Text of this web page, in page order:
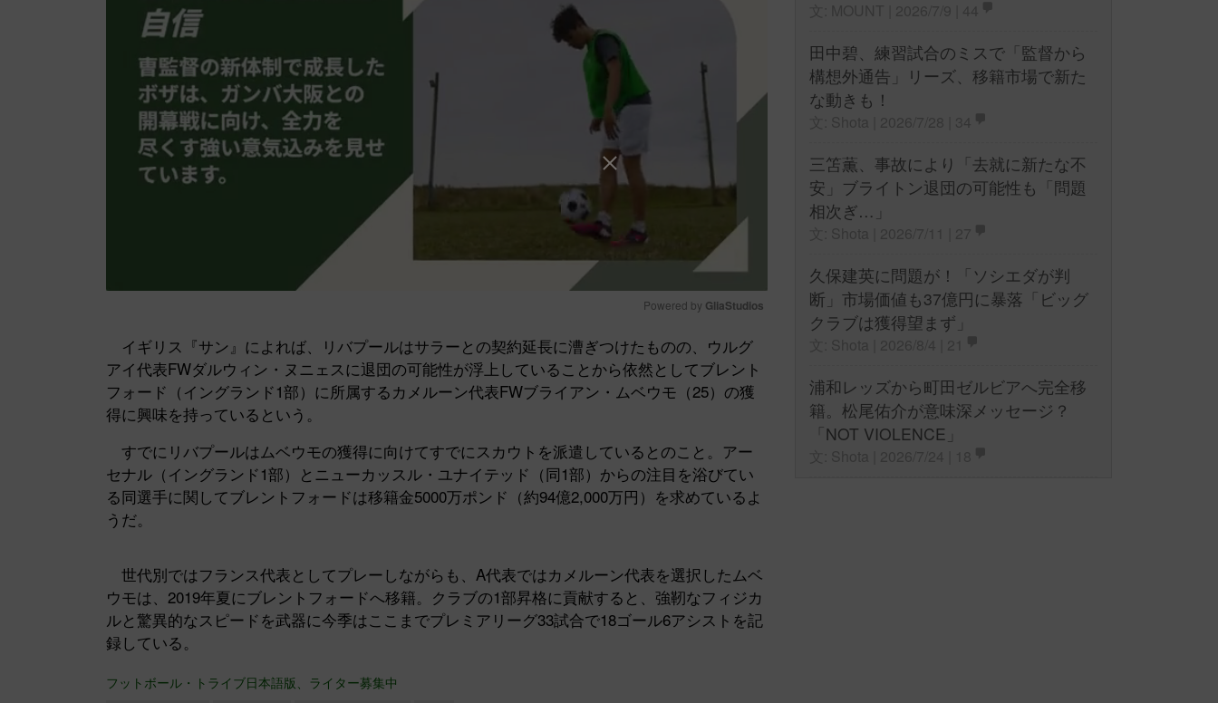
Mute
Powered by GliaStudios
イギリス『サン』によれば、リバプールはサラーとの契約延長に漕ぎつけたものの、ウルグ
アイ代表FWダルウィン・ヌニェスに退団の可能性が浮上していることから依然としてブレント
フォード（イングランド1部）に所属するカメルーン代表FWブライアン・ムベウモ（25）の獲
得に興味を持っているという。
すでにリバプールはムベウモの獲得に向けてすでにスカウトを派遣しているとのこと。アー
セナル（イングランド1部）とニューカッスル・ユナイテッド（同1部）からの注目を浴びてい
る同選手に関してブレントフォードは移籍金5000万ポンド（約94億2,000万円）を求めているよ
うだ。
世代別ではフランス代表としてプレーしながらも、A代表ではカメルーン代表を選択したムベ
ウモは、2019年夏にブレントフォードへ移籍。クラブの1部昇格に貢献すると、強靭なフィジカ
ルと驚異的なスピードを武器に今季はここまでプレミアリーグ33試合で18ゴール6アシストを記
録している。
フットボール・トライブ日本語版、ライター募集中
田中碧、練習試合のミスで「監督から
構想外通告」リーズ、移籍市場で新た
な動きも！
三笘薫、事故により「去就に新たな不
安」ブライトン退団の可能性も「問題
相次ぎ…」
久保建英に問題が！「ソシエダが判
断」市場価値も37億円に暴落「ビッグ
クラブは獲得望まず」
浦和レッズから町田ゼルビアへ完全移
籍。松尾佑介が意味深メッセージ？
「NOT VIOLENCE」